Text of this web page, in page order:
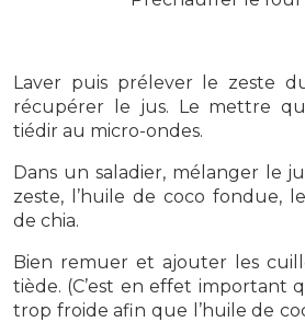
Laver puis prélever le zeste
récupérer le jus. Le mettre
tiédir au micro-ondes.
Dans un saladier, mélanger le
zeste, l’huile de coco fondue,
de chia.
Bien remuer et ajouter les
tiède. (C’est en effet important
trop froide afin que l’huile de